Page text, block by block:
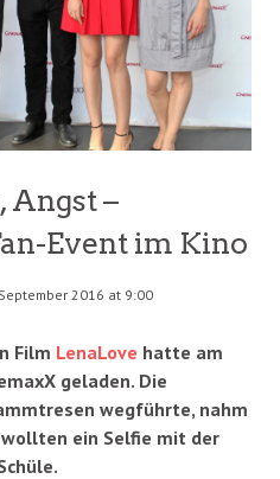
Angst –
Event im Kino
2016 at 9:00
Film LenaLove hatte am
geladen. Die
wegführte, nahm
wollten ein Selfie mit der